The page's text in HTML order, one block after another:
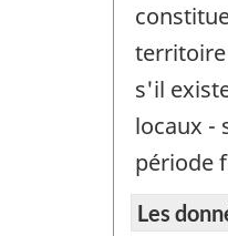
s'il
locaux -
période
Les